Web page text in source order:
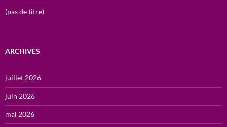
(pas de titre)
ARCHIVES
juillet 2026
juin 2026
mai 2026